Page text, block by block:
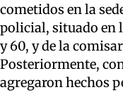
cometidos en la
policial, situado en
y 60, y de la
Posteriormente,
agregaron hechos